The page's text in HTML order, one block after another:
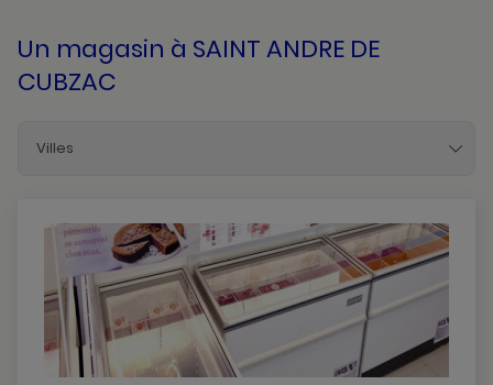
Un magasin à SAINT ANDRE DE
CUBZAC
Villes
Ares
Begles
Biganos
Bordeaux